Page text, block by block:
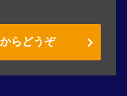
らどうぞ